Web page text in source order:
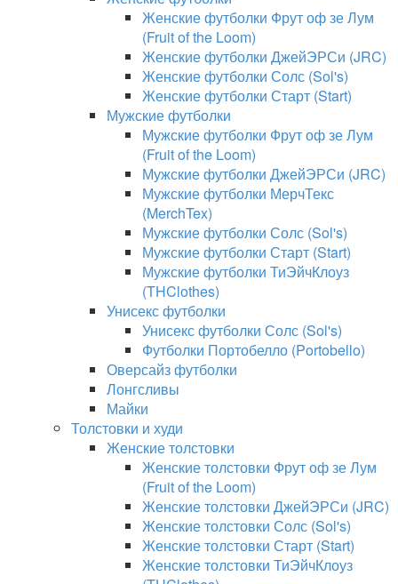
Женские футболки Фрут оф зе Лум
(Fruit of the Loom)
Женские футболки ДжейЭРСи (JRC)
Женские футболки Солс (Sol's)
Женские футболки Старт (Start)
Мужские футболки
Мужские футболки Фрут оф зе Лум
(Fruit of the Loom)
Мужские футболки ДжейЭРСи (JRC)
Мужские футболки МерчТекс
(MerchTex)
Мужские футболки Солс (Sol's)
Мужские футболки Старт (Start)
Мужские футболки ТиЭйчКлоуз
(THClothes)
Унисекс футболки
Унисекс футболки Солс (Sol's)
Футболки Портобелло (Portobello)
Оверсайз футболки
Лонгсливы
Майки
Толстовки и худи
Женские толстовки
Женские толстовки Фрут оф зе Лум
(Fruit of the Loom)
Женские толстовки ДжейЭРСи (JRC)
Женские толстовки Солс (Sol's)
Женские толстовки Старт (Start)
Женские толстовки ТиЭйчКлоуз